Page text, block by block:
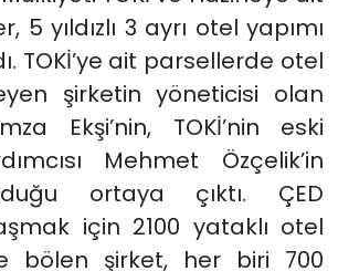
5 yıldızlı 3 ayrı otel yapımı
TOKİ’ye ait parsellerde otel
şirketin yöneticisi olan
Ekşi’nin, TOKİ’nin eski
Mehmet Özçelik’in
ortaya çıktı. ÇED
için 2100 yataklı otel
bölen şirket, her biri 700